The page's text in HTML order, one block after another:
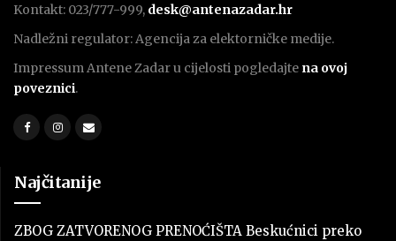
Kontakt: 023/777-999, desk@antenazadar.hr
Nadležni regulator: Agencija za elektorničke medije.
Impressum Antene Zadar u cijelosti pogledajte na ovoj
poveznici.
Najčitanije
ZBOG ZATVORENOG PRENOĆIŠTA Beskućnici preko